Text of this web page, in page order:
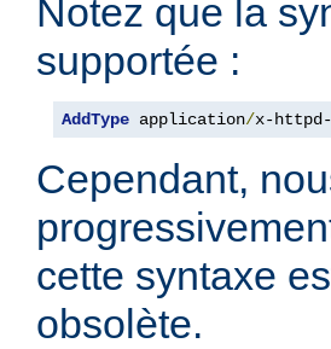
Notez que la
supportée :
AddType application/x-httpd-
Cependant,
cette syntaxe
obsolète.